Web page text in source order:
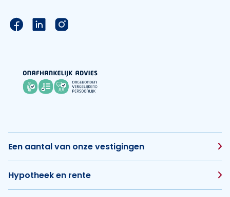
Link naar de Facebook pagina van Hypotheek
Link naar de LinkedIn pagina van
Link naar de Instagram pagina van
Een aantal van onze vestigingen
Hypotheek en rente